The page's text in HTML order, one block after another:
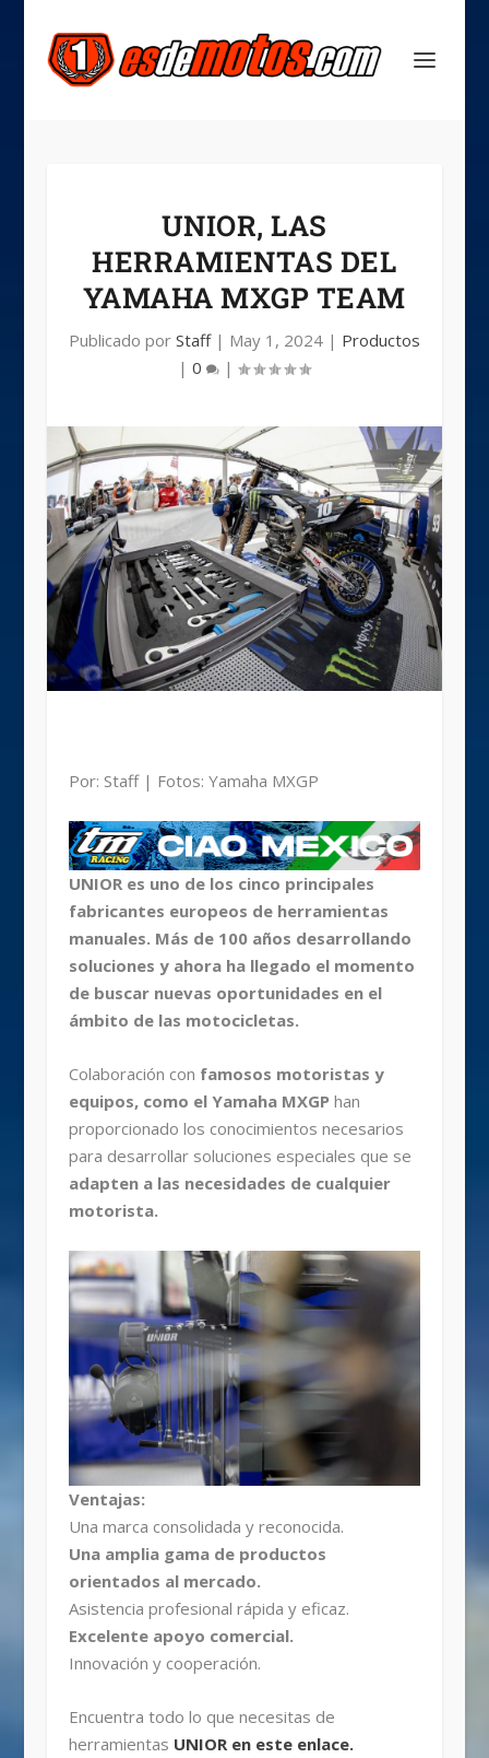
UNIOR, LAS
HERRAMIENTAS DEL
YAMAHA MXGP TEAM
Publicado por Staff| May 1, 2024| Productos
|0 |
Por: Staff | Fotos: Yamaha MXGP
UNIOR es uno de los cinco principales
fabricantes europeos de herramientas
manuales. Más de 100 años desarrollando
soluciones y ahora ha llegado el momento
de buscar nuevas oportunidades en el
ámbito de las motocicletas.
Colaboración con famosos motoristas y
equipos, como el Yamaha MXGPhan
proporcionado los conocimientos necesarios
para desarrollar soluciones especiales que se
adapten a las necesidades de cualquier
motorista.
Ventajas:
Una marca consolidada y reconocida.
Una amplia gama de productos
orientados al mercado.
Asistencia profesional rápida y eficaz.
Excelente apoyo comercial.
Innovación y cooperación.
Encuentra todo lo que necesitas de
herramientas UNIOR en este enlace.